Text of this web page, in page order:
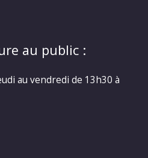
au public :
au vendredi de 13h30 à